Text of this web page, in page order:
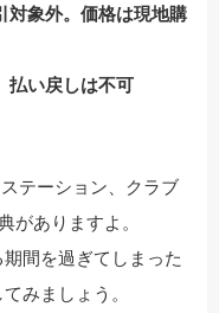
対象外。価格は現地購
払い戻しは不可
テーション、クラブ
がありますよ。
間を過ぎてしまった
みましょう。